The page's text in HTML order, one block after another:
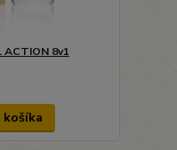
ACTION 8v1